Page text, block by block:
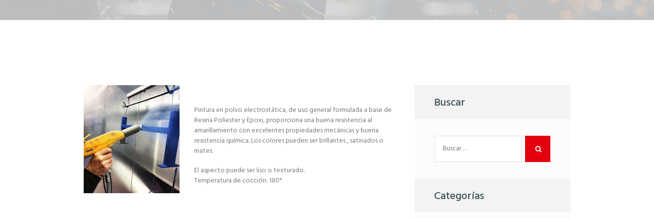
Pintura en polvo electrostática, de uso general formulada a base de
Resina Poliester y Epoxi, proporciona una buena resistencia al
amarillamiento con excelentes propiedades mecánicas y buena
resistencia química. Los colores pueden ser brillantes , satinados o
mates.
El aspecto puede ser liso o texturado.
Temperatura de cocción: 180°
Buscar
Categorías